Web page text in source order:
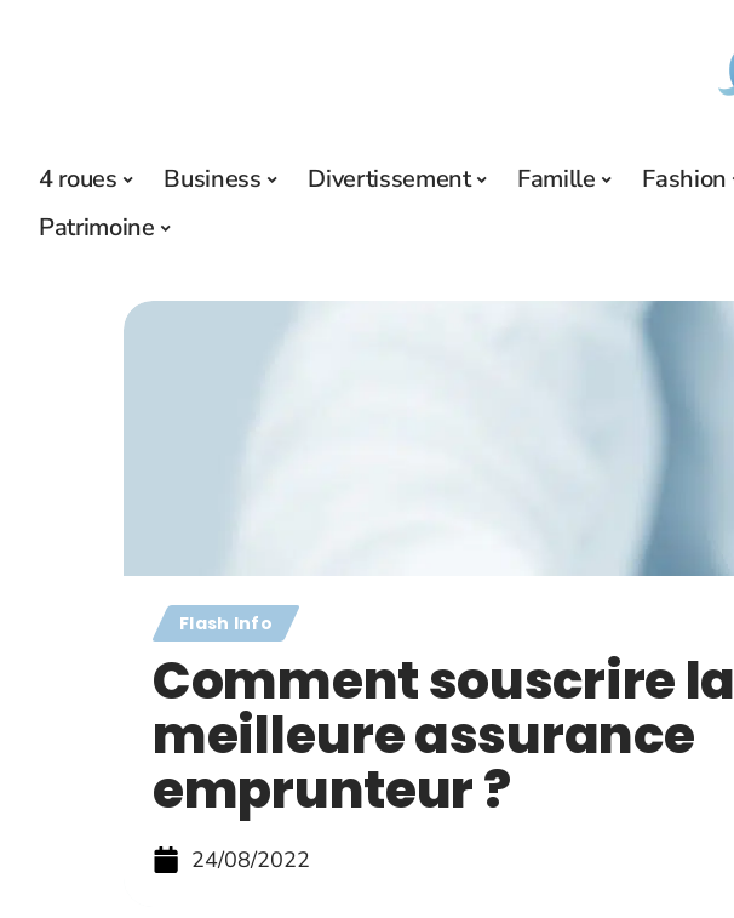
4 roues Business Divertissement Famille Fashion
Patrimoine
Flash Info
Comment souscrire la
meilleure assurance
emprunteur ?
24/08/2022